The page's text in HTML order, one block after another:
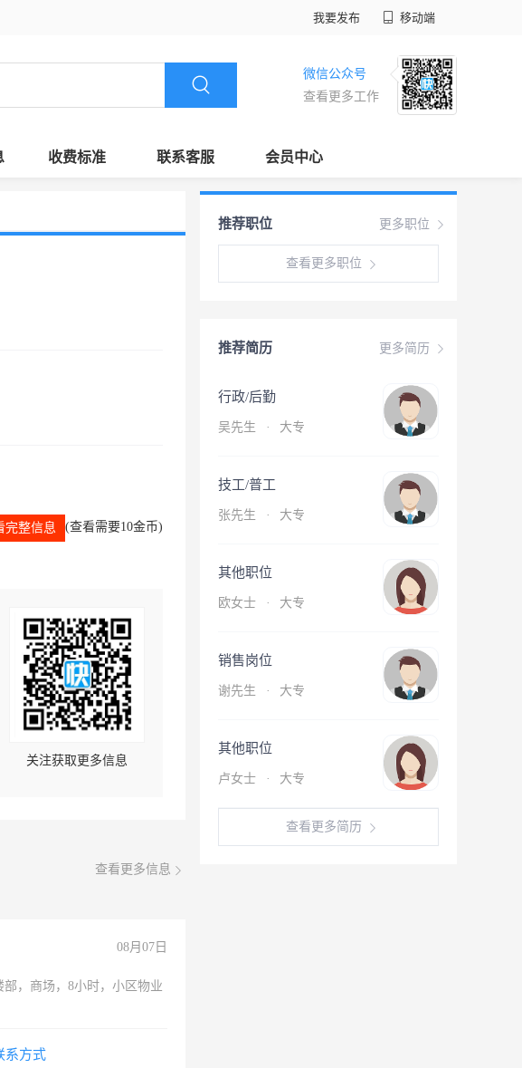
我要发布 移动端
微信公众号
查看更多工作
收费标准 联系客服 会员中心
完整信息 (查看需要10金币)
关注获取更多信息
查看更多信息
08月07日
部，商场，8小时，小区物业
系方式
更多职位
推荐职位
查看更多职位
更多简历
推荐简历
行政/后勤
吴先生 · 大专
技工/普工
张先生 · 大专
其他职位
欧女士 · 大专
销售岗位
谢先生 · 大专
其他职位
卢女士 · 大专
查看更多简历